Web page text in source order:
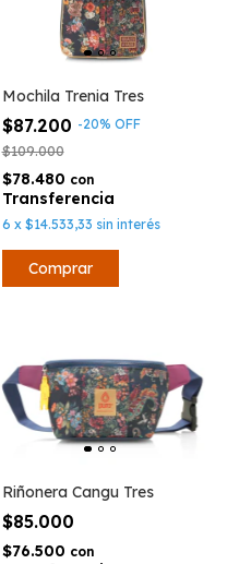
Mochila Trenia Tres
$87.200 -20% OFF
$109.000
$78.480 con
6 x $14.533,33 sin interés
Riñonera Cangu Tres
$85.000
$76.500 con